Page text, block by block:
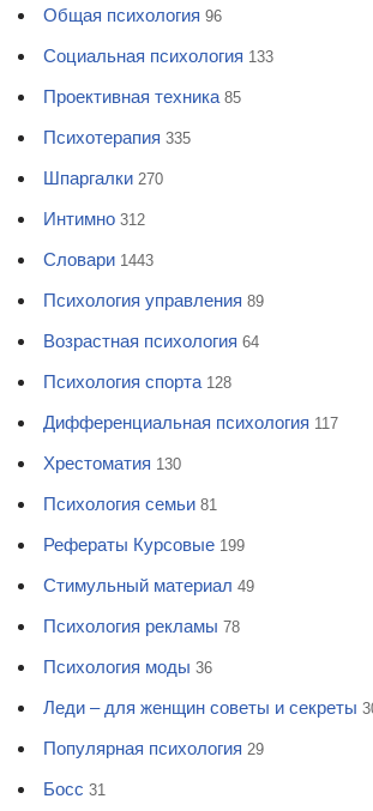
Общая психология 96
Социальная психология 133
Проективная техника 85
Психотерапия 335
Шпаргалки 270
Интимно 312
Словари 1443
Психология управления 89
Возрастная психология 64
Психология спорта 128
Дифференциальная психология 117
Хрестоматия 130
Психология семьи 81
Рефераты Курсовые 199
Стимульный материал 49
Психология рекламы 78
Психология моды 36
Леди – для женщин советы и секреты
Популярная психология 29
Босс 31